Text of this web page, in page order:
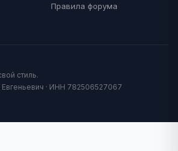
Правила форума
стиль.
· ИНН 782506527067